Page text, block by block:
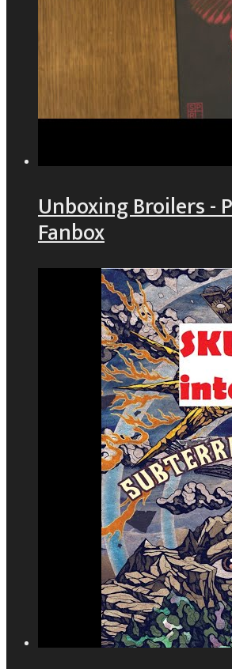
Unboxing Broilers -
Fanbox